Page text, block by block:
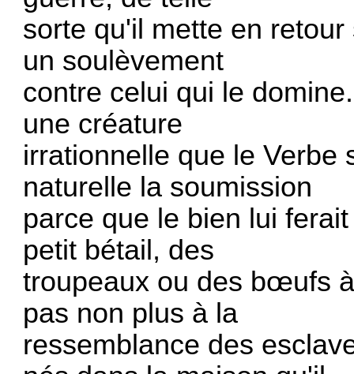
sorte qu'il mette en
un soulèvement
contre celui qui le
une créature
irrationnelle que le Verbe
naturelle la soumission
parce que le bien lui
petit bétail, des
troupeaux ou des bœufs
pas non plus à la
ressemblance des